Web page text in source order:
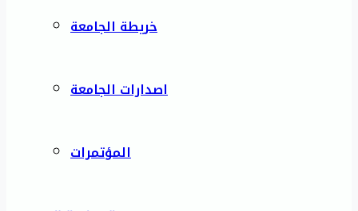
خريطة الجامعة
اصدارات الجامعة
المؤتمرات